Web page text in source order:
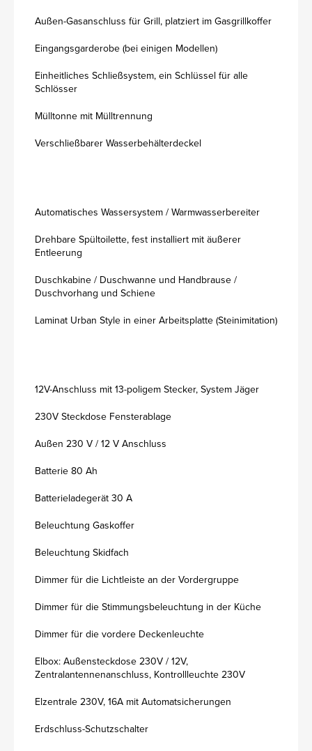
Außen-Gasanschluss für Grill, platziert im Gasgrillkoffer
Eingangsgarderobe (bei einigen Modellen)
Einheitliches Schließsystem, ein Schlüssel für alle
Schlösser
Mülltonne mit Mülltrennung
Verschließbarer Wasserbehälterdeckel
Automatisches Wassersystem / Warmwasserbereiter
Drehbare Spültoilette, fest installiert mit äußerer
Entleerung
Duschkabine / Duschwanne und Handbrause /
Duschvorhang und Schiene
Laminat Urban Style in einer Arbeitsplatte (Steinimitation)
12V-Anschluss mit 13-poligem Stecker, System Jäger
230V Steckdose Fensterablage
Außen 230 V / 12 V Anschluss
Batterie 80 Ah
Batterieladegerät 30 A
Beleuchtung Gaskoffer
Beleuchtung Skidfach
Dimmer für die Lichtleiste an der Vordergruppe
Dimmer für die Stimmungsbeleuchtung in der Küche
Dimmer für die vordere Deckenleuchte
Elbox: Außensteckdose 230V / 12V,
Zentralantennenanschluss, Kontrollleuchte 230V
Elzentrale 230V, 16A mit Automatsicherungen
Erdschluss-Schutzschalter